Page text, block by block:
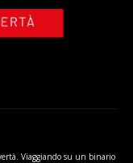
Viaggiando su un binario